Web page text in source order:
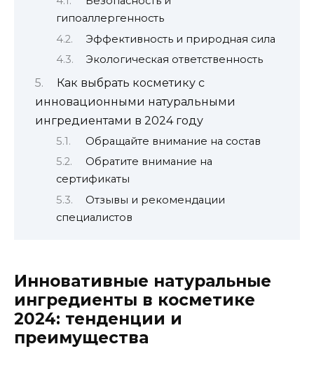
гипоаллергенность
Эффективность и природная сила
Экологическая ответственность
Как выбрать косметику с
инновационными натуральными
ингредиентами в 2024 году
Обращайте внимание на состав
Обратите внимание на
сертификаты
Отзывы и рекомендации
специалистов
Инновативные натуральные
ингредиенты в косметике
2024: тенденции и
преимущества